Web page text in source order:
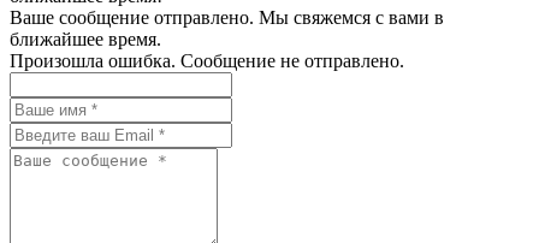
Ваше сообщение отправлено. Мы свяжемся с вами в
ближайшее время.
Произошла ошибка. Сообщение не отправлено.